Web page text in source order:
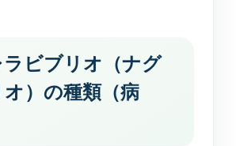
・本間病院・こころの医療センター
ビブリオ（ナグ
オ）の種類（病